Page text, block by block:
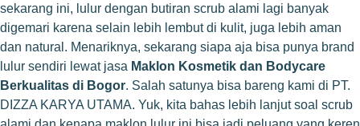
sekarang ini, lulur dengan butiran scrub alami lagi banyak
digemari karena selain lebih lembut di kulit, juga lebih aman
dan natural. Menariknya, sekarang siapa aja bisa punya brand
lulur sendiri lewat jasa Maklon Kosmetik dan Bodycare
Berkualitas di Bogor. Salah satunya bisa bareng kami di PT.
DIZZA KARYA UTAMA. Yuk, kita bahas lebih lanjut soal scrub